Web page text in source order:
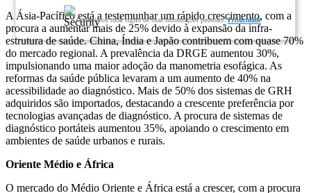
Garantimos total sigilo de suas informações pessoais.Privacidade
A Ásia-Pacífico está a testemunhar um rápido crescimento, com a
procura a aumentar mais de 25% devido à expansão da infra-
estrutura de saúde. China, Índia e Japão contribuem com quase 70%
do mercado regional. A prevalência da DRGE aumentou 30%,
impulsionando uma maior adoção da manometria esofágica. As
reformas da saúde pública levaram a um aumento de 40% na
acessibilidade ao diagnóstico. Mais de 50% dos sistemas de GRH
adquiridos são importados, destacando a crescente preferência por
tecnologias avançadas de diagnóstico. A procura de sistemas de
diagnóstico portáteis aumentou 35%, apoiando o crescimento em
ambientes de saúde urbanos e rurais.
Oriente Médio e África
O mercado do Médio Oriente e África está a crescer, com a procura